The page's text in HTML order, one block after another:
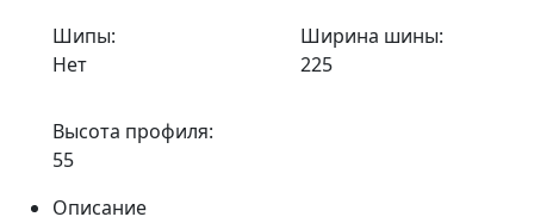
Шипы:
Нет
Ширина шины:
225
Высота профиля:
55
Описание